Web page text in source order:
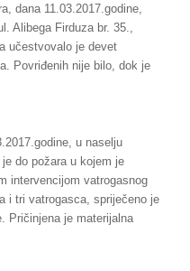
dana 11.03.2017.godine,
Alibega Firduza br. 35.,
učestvovalo je devet
Povriđenih nije bilo, dok je
u naselju
do požara u kojem je
intervencijom vatrogasnog
i tri vatrogasca, spriječeno je
Pričinjena je materijalna